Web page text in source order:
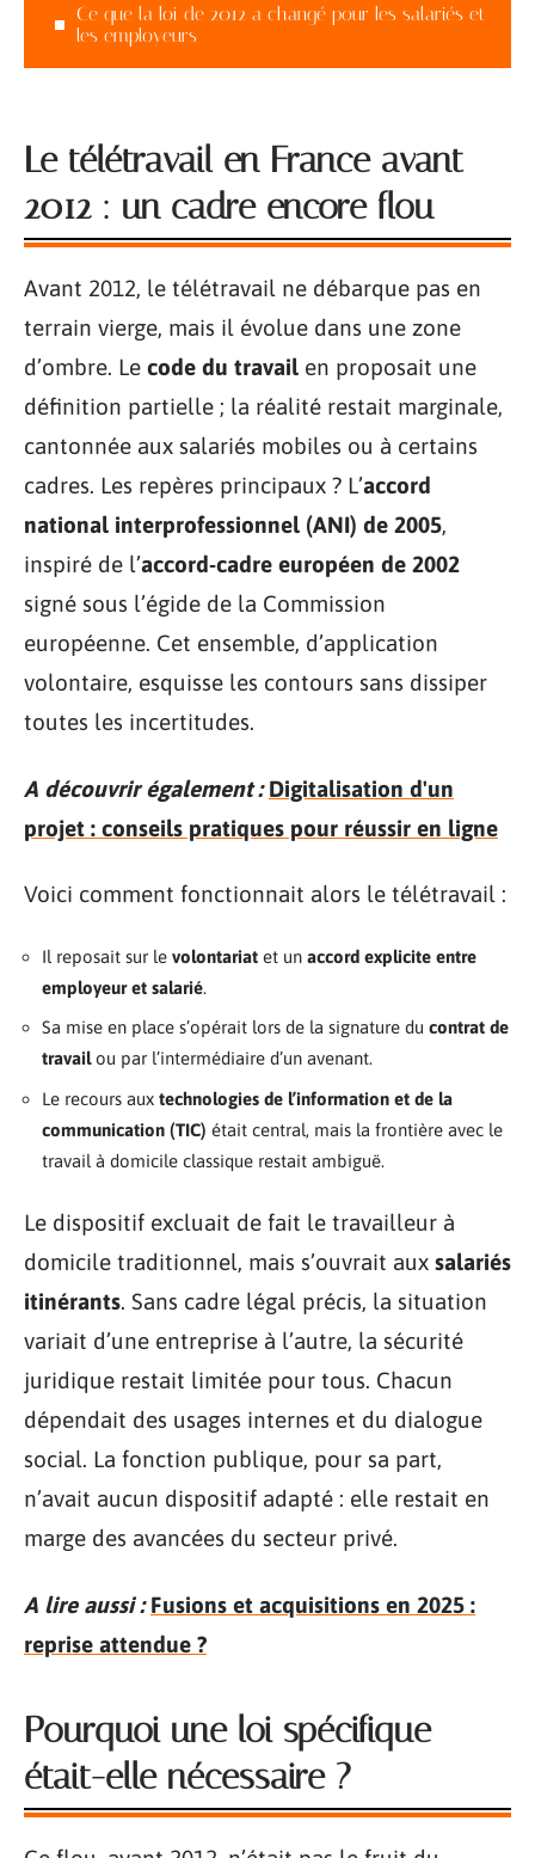
Ce que la loi de 2012 a changé pour les salariés et
les employeurs
Le télétravail en France avant
2012 : un cadre encore flou
Avant 2012, le télétravail ne débarque pas en
terrain vierge, mais il évolue dans une zone
d’ombre. Le code du travail en proposait une
définition partielle ; la réalité restait marginale,
cantonnée aux salariés mobiles ou à certains
cadres. Les repères principaux ? L’accord
national interprofessionnel (ANI) de 2005,
inspiré de l’accord-cadre européen de 2002
signé sous l’égide de la Commission
européenne. Cet ensemble, d’application
volontaire, esquisse les contours sans dissiper
toutes les incertitudes.
A découvrir également : Digitalisation d'un
projet : conseils pratiques pour réussir en ligne
Voici comment fonctionnait alors le télétravail :
Il reposait sur le volontariat et un accord explicite entre
employeur et salarié.
Sa mise en place s’opérait lors de la signature du contrat de
travailou par l’intermédiaire d’un avenant.
Le recours aux technologies de l’information et de la
communication (TIC) était central, mais la frontière avec le
travail à domicile classique restait ambiguë.
Le dispositif excluait de fait le travailleur à
domicile traditionnel, mais s’ouvrait aux salariés
itinérants. Sans cadre légal précis, la situation
variait d’une entreprise à l’autre, la sécurité
juridique restait limitée pour tous. Chacun
dépendait des usages internes et du dialogue
social. La fonction publique, pour sa part,
n’avait aucun dispositif adapté : elle restait en
marge des avancées du secteur privé.
A lire aussi : Fusions et acquisitions en 2025 :
reprise attendue ?
Pourquoi une loi spécifique
était-elle nécessaire ?